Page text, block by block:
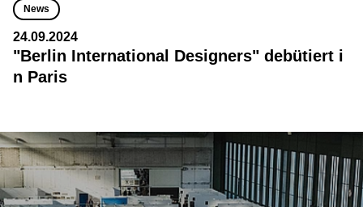
News
24.09.2024
"Berlin International Designers" debütiert i
n Paris